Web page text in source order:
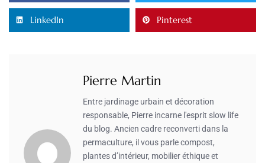
LinkedIn Pinterest
Pierre Martin
Entre jardinage urbain et décoration
responsable, Pierre incarne l'esprit slow life
du blog. Ancien cadre reconverti dans la
permaculture, il vous parle compost,
plantes d’intérieur, mobilier éthique et